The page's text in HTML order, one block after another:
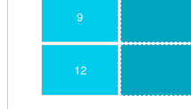
9
12